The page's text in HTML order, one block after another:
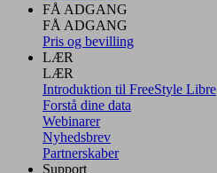
FÅ ADGANG
FÅ ADGANG
Pris og bevilling
LÆR
LÆR
Introduktion til FreeStyle Libre
Forstå dine data
Webinarer
Nyhedsbrev
Partnerskaber
Support